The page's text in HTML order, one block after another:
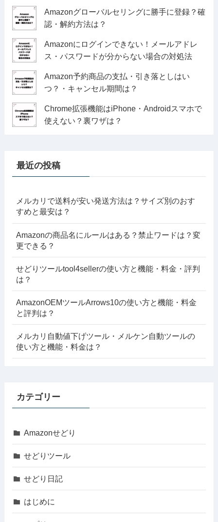
Amazonグローバルセリングに勝手に登録？確
認・解約方法は？
Amazonにログインできない！メールアドレ
ス・パスワードが分からない場合の対処法
Amazon予約商品の支払・引き落としはい
つ？・キャンセル期間は？
Chrome拡張機能はiPhone・Androidスマホで
使えない？裏ワザは？
最近の投稿
メルカリで送料が安い発送方法は？サイズ別のおす
すめと最安は？
Amazonの商品名にルールはある？禁止ワードは？変
更できる？
せどりツールtool4sellerの使い方と機能・料金・評判
は？
AmazonOEMツールArrows10の使い方と機能・料金
と評判は？
メルカリ自動値下げツール・メルケン自動ツールの
使い方と機能・料金は？
カテゴリー
Amazonせどり
せどりツール
せどり日記
はじめに